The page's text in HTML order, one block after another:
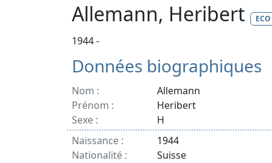
Allemann, Heribert ECO
1944 -
Données biographiques
Nom :
Allemann
Prénom :
Heribert
Sexe :
H
Naissance :
1944
Nationalité :
Suisse